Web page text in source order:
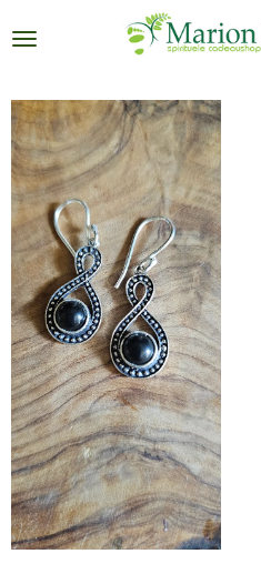
direct
de
hoofdinhoud